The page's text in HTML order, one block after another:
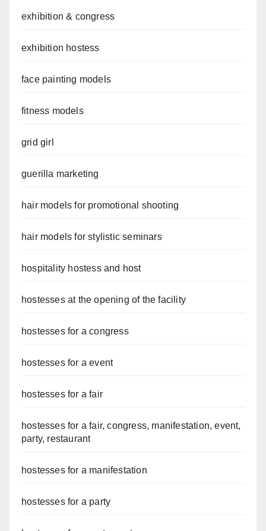
exhibition & congress
exhibition hostess
face painting models
fitness models
grid girl
guerilla marketing
hair models for promotional shooting
hair models for stylistic seminars
hospitality hostess and host
hostesses at the opening of the facility
hostesses for a congress
hostesses for a event
hostesses for a fair
hostesses for a fair, congress, manifestation, event,
party, restaurant
hostesses for a manifestation
hostesses for a party